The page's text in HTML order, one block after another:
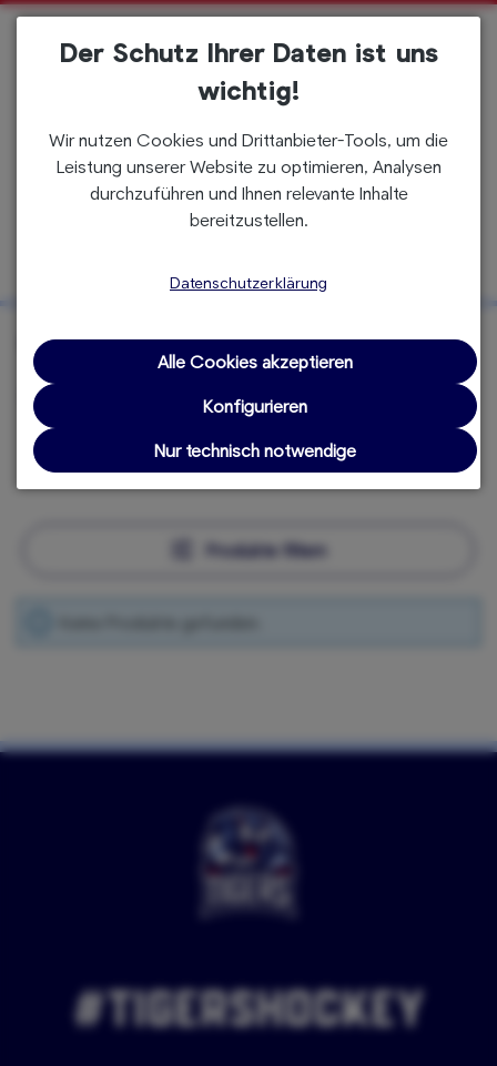
springen
Tigers Fanshop
OFFIZIELLER ONLINESHOP
BEKLEIDUNG SOCKEN
Socken
Produkte filtern
#Tigershockey
Der Schutz Ihrer Daten ist uns
wichtig!
Wir nutzen Cookies und Drittanbieter-Tools, um die
Leistung unserer Website zu optimieren, Analysen
durchzuführen und Ihnen relevante Inhalte
bereitzustellen.
Datenschutzerklärung
Nur technisch notwendige
Konfigurieren
Alle Cookies akzeptieren